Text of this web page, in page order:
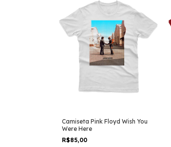
Camiseta Pink Floyd Wish You
Were Here
R$85,00